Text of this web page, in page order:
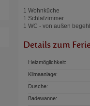
1 Wohnküche
1 Schlafzimmer
1 WC - von außen
Details zum
Heizmöglichkeit:
Klimaanlage:
Dusche:
Badewanne: